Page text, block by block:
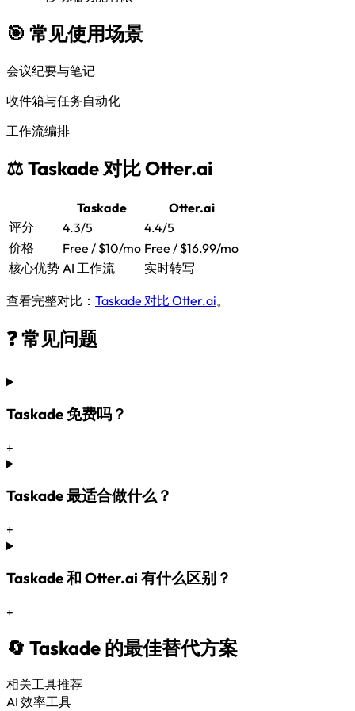
🎯 常见使用场景
会议纪要与笔记
收件箱与任务自动化
工作流编排
⚖️ Taskade 对比 Otter.ai
Taskade
Otter.ai
评分
4.3/5
4.4/5
价格
Free / $10/mo Free / $16.99/mo
核心优势 AI 工作流 实时转写
查看完整对比： Taskade 对比 Otter.ai。
❓ 常见问题
Taskade 免费吗？
+
Taskade 最适合做什么？
+
Taskade 和 Otter.ai 有什么区别？
+
🔄 Taskade 的最佳替代方案
相关工具推荐
AI 效率工具